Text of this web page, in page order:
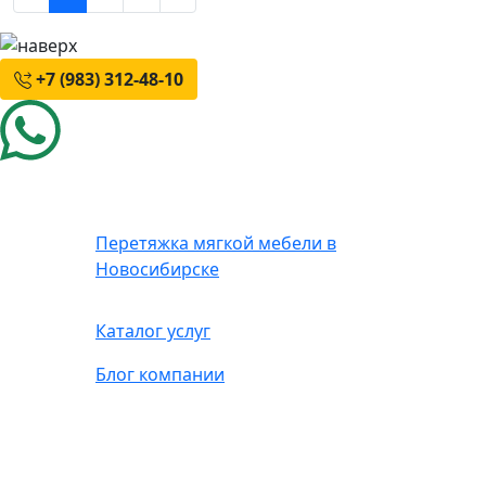
+7 (983) 312-48-10
Перетяжка мягкой мебели в
Новосибирске
Каталог услуг
Блог компании